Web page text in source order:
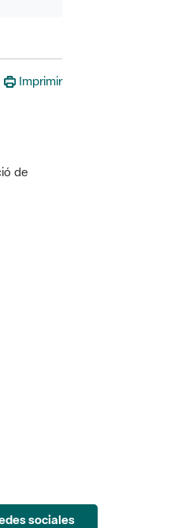
Imprimir
de
sociales